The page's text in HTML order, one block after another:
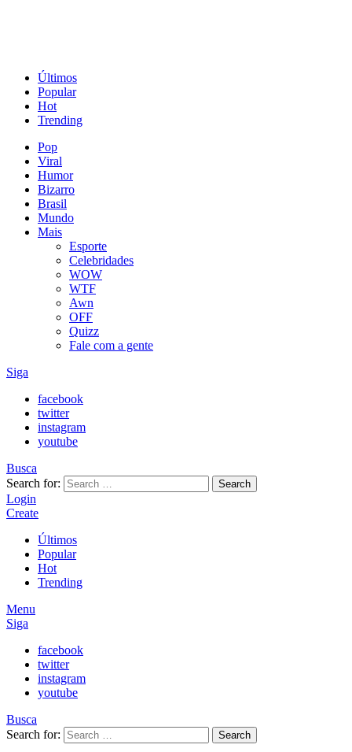
Últimos
Popular
Hot
Trending
Pop
Viral
Humor
Bizarro
Brasil
Mundo
Mais
Esporte
Celebridades
WOW
WTF
Awn
OFF
Quizz
Fale com a gente
Siga
facebook
twitter
instagram
youtube
Busca
Search for:
Search
Login
Create
Últimos
Popular
Hot
Trending
Menu
Siga
facebook
twitter
instagram
youtube
Busca
Search for:
Search